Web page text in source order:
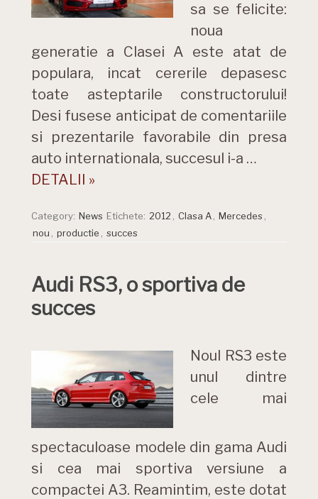
sa se felicite:
noua
generatie a Clasei A este atat de
populara, incat cererile depasesc
toate asteptarile constructorului!
Desi fusese anticipat de comentariile
si prezentarile favorabile din presa
auto internationala, succesul i-a …
DETALII »
Category: News Etichete: 2012 Clasa A Mercedes
nou
productie succes
Audi RS3, o sportiva de
succes
Noul RS3 este
unul dintre
cele mai
spectaculoase modele din gama Audi
si cea mai sportiva versiune a
compactei A3. Reamintim, este dotat